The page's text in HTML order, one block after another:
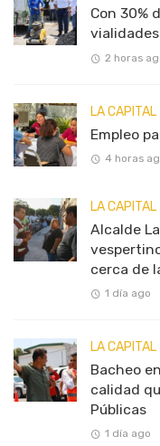
Con 30%
2 horas
LA CAPITAL
Empleo
4 horas
LA CAPITAL
Alcalde
cerca de
1 día ago
LA CAPITAL
Bacheo
calidad
Públicas
1 día ago